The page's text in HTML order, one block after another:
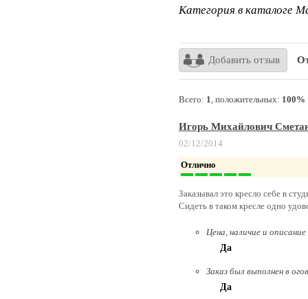
Категория в каталоге
Добавить отзыв
Всего: 1, положительных: 100%
Игорь Михайлович
02/12/2014
Отлично
Заказывал это кресло себе в
Сидеть в таком кресле одно
Цена, наличие и
Да
Заказ был выполнен в
Да